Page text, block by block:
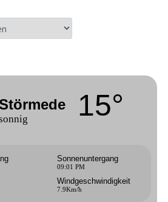
Störmede 15°
Sonnenuntergang
09:01 PM
Windgeschwindigkeit
7.9Km/h